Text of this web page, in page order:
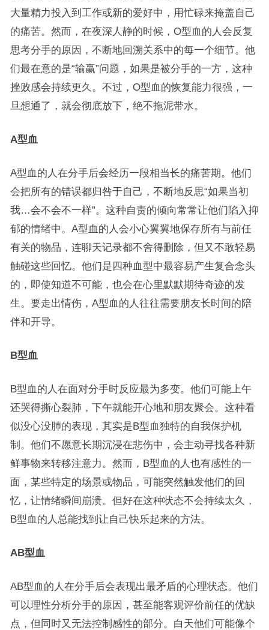
大量精力投入到工作或新的爱好中，用忙碌来掩盖自己
的痛苦。然而，在夜深人静的时候，O型血的人会反复
思考分手的原因，不断地回溯关系中的每一个细节。他
们最在意的是“输赢”问题，如果是被分手的一方，这种
挫败感会持续更久。不过，O型血的恢复能力很强，一
旦想通了，就会彻底放下，绝不拖泥带水。
A型血
A型血的人在分手后会经历一段相当长的痛苦期。他们
会把所有的错误都归咎于自己，不断地反思“如果当初
我…会不会不一样”。这种自责的倾向常常让他们陷入抑
郁的情绪中。A型血的人会小心翼翼地保存所有与前任
有关的物品，连聊天记录都不舍得删除，但又不敢轻易
触碰这些回忆。他们是四种血型中最容易产生复合念头
的，即使知道不可能，也会在心里默默期待奇迹的发
生。要走出情伤，A型血的人往往需要朋友长时间的陪
伴和开导。
B型血
B型血的人在面对分手时反应最为多变。他们可能上午
还哭得撕心裂肺，下午就能开心地和朋友聚会。这种看
似没心没肺的表现，其实是B型血独特的自我保护机
制。他们不愿意长期沉浸在悲伤中，会主动寻找各种新
鲜事物来转移注意力。然而，B型血的人也有感性的一
面，某些特定的场景或物品，可能突然触发他们的回
忆，让情绪瞬间崩溃。但好在这种状态不会持续太久，
B型血的人总能找到让自己快乐起来的方法。
AB型血
AB型血的人在分手后会表现出最矛盾的心理状态。他们
可以理性分析分手的原因，甚至能客观评价前任的优缺
点，但同时又无法控制感性的部分。白天他们可能像个